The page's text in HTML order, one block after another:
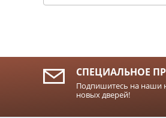
СПЕЦИАЛЬНОЕ
Подпишитесь на наши
новых дверей!